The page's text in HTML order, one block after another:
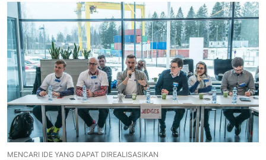
MENCARI IDE YANG DAPAT DIREALISASIKAN